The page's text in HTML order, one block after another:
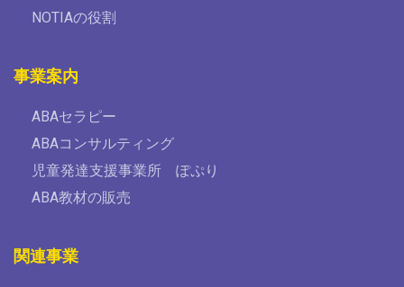
NOTIAの役割
事業案内
ABAセラピー
ABAコンサルティング
児童発達支援事業所 ぽぷり
ABA教材の販売
関連事業